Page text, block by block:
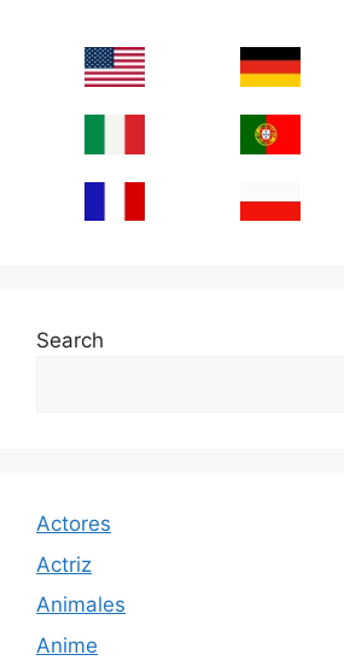
Search
Actores
Actriz
Animales
Anime